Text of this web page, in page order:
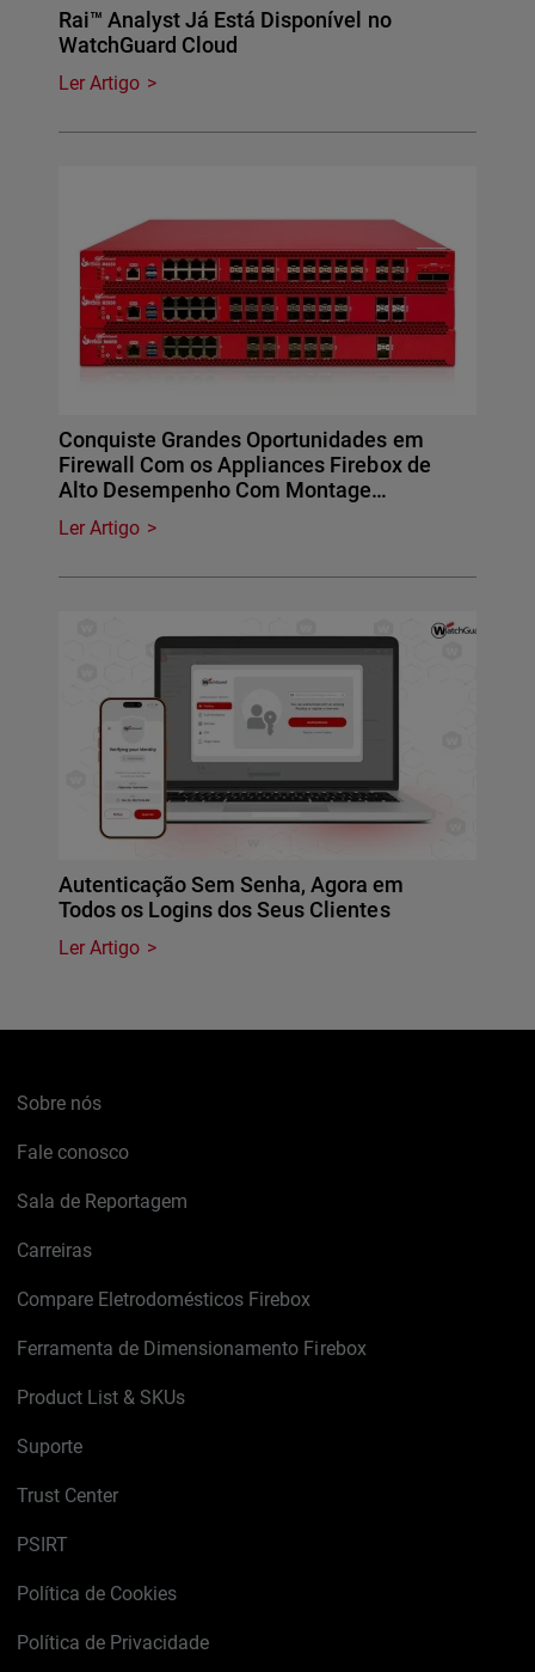
Rai™ Analyst Já Está Disponível no
WatchGuard Cloud
Ler Artigo
Conquiste Grandes Oportunidades em
Firewall Com os Appliances Firebox de
Alto Desempenho Com Montage…
Ler Artigo
Autenticação Sem Senha, Agora em
Todos os Logins dos Seus Clientes
Ler Artigo
Sobre nós
Fale conosco
Sala de Reportagem
Carreiras
Compare Eletrodomésticos Firebox
Ferramenta de Dimensionamento Firebox
Product List & SKUs
Suporte
Trust Center
PSIRT
Política de Cookies
Política de Privacidade